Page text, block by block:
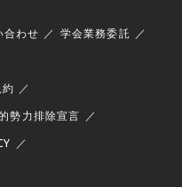
合わせ 学会業務委託
約
勢力排除宣言